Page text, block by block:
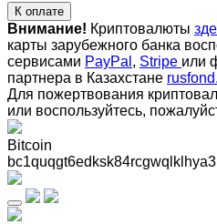
К оплате
Внимание! Криптовалюты
карты зарубежного банка
сервисами PayPal , Stripe или
партнера в Казахстане
Для пожертвования
или воспользуйтесь,
Bitcoin